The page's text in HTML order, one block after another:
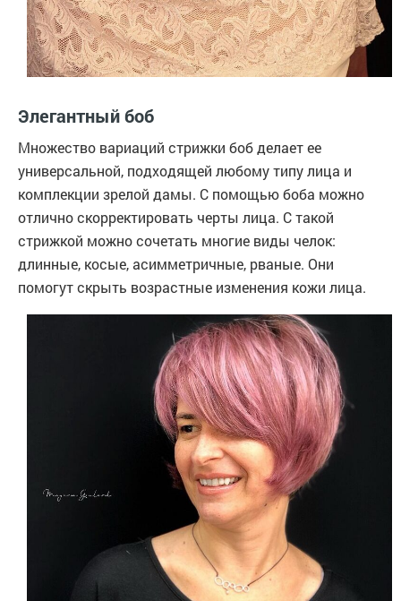
Элегантный боб
Множество вариаций стрижки боб делает ее
универсальной, подходящей любому типу лица и
комплекции зрелой дамы. С помощью боба можно
отлично скорректировать черты лица. С такой
стрижкой можно сочетать многие виды челок:
длинные, косые, асимметричные, рваные. Они
помогут скрыть возрастные изменения кожи лица.